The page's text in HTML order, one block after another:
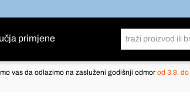
primjene
vas da odlazimo na zasluženi godišnji odmor od 3.8. do